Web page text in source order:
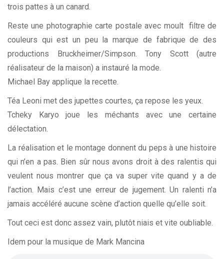
trois pattes à un canard.
Reste une photographie carte postale avec moult filtre de
couleurs qui est un peu la marque de fabrique de des
productions Bruckheimer/Simpson. Tony Scott (autre
réalisateur de la maison) a instauré la mode.
Michael Bay applique la recette.
Téa Leoni met des jupettes courtes, ça repose les yeux.
Tcheky Karyo joue les méchants avec une certaine
délectation.
La réalisation et le montage donnent du peps à une histoire
qui n’en a pas. Bien sûr nous avons droit à des ralentis qui
veulent nous montrer que ça va super vite quand y a de
l’action. Mais c’est une erreur de jugement. Un ralenti n’a
jamais accéléré aucune scène d’action quelle qu’elle soit.
Tout ceci est donc assez vain, plutôt niais et vite oubliable.
Idem pour la musique de Mark Mancina